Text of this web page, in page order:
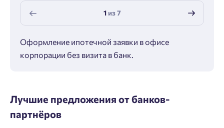
1из7
Оформление ипотечной заявки в офисе
корпорации без визита в банк.
Лучшие предложения от банков-
партнёров